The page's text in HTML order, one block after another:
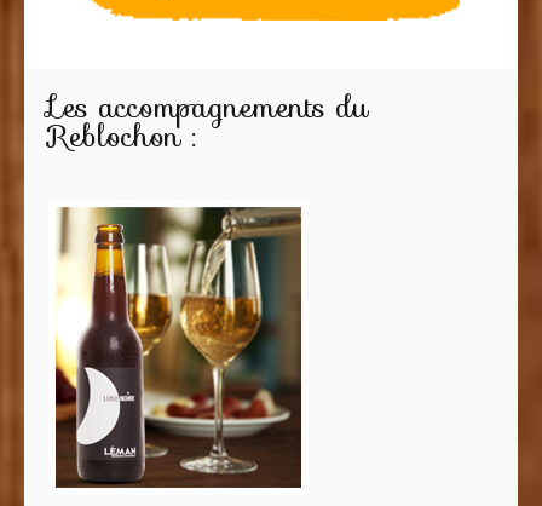
Les accompagnements du
Reblochon :